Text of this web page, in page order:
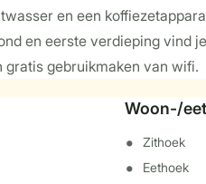
en een
en eerste verdieping vind
gratis gebruikmaken van wifi.
Woon-/
Zithoek
Eethoek